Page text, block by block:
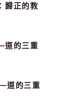
歸正的教
的三重
道的三重